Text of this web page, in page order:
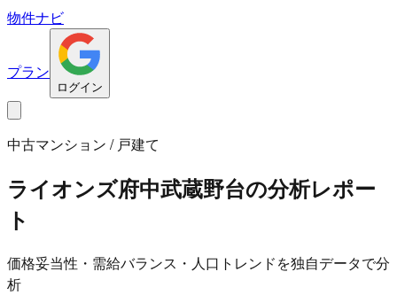
物件ナビ
プラン
ログイン
中古マンション / 戸建て
ライオンズ府中武蔵野台の分析レポー
ト
価格妥当性・需給バランス・人口トレンドを独自データで分
析